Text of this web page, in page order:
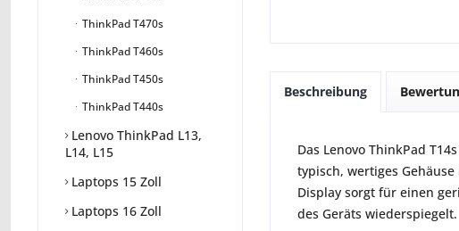
ThinkPad T470s
ThinkPad T460s
ThinkPad T450s
ThinkPad T440s
Lenovo ThinkPad L13,
L14, L15
Laptops 15 Zoll
Laptops 16 Zoll
Beschreibung
Das Lenovo ThinkPad
typisch, wertiges
Display sorgt für einen
des Geräts wiederspiegelt.